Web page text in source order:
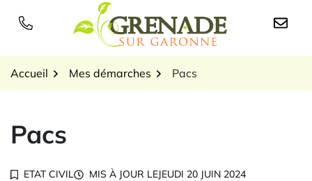
Logo Grenade sur
Accueil Mes démarches Pacs
Pacs
ETAT CIVIL MIS À JOUR LEJEUDI 20 JUIN 2024